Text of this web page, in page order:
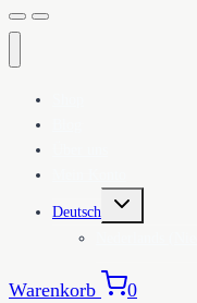
Deutsch
UNTERMENÜ
UMSCHALTEN
Warenkorb
0